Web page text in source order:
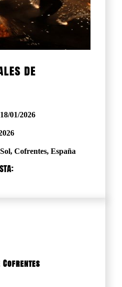
de
18/01/2026
Cofrentes, España
Cofrentes